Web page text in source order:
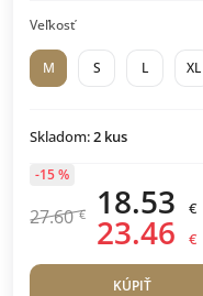
Veľkosť
M S L XL
Skladom:2 kus
27.60 € 18.53 €
23.46 €
-15 %
KÚPIŤ